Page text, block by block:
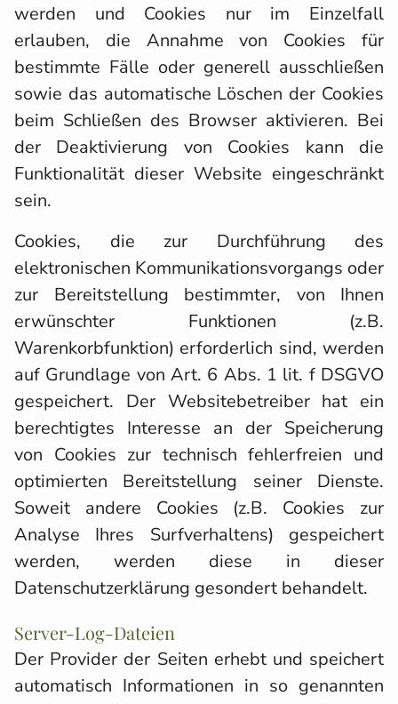
werden und Cookies nur im Einzelfall
erlauben, die Annahme von Cookies für
bestimmte Fälle oder generell ausschließen
sowie das automatische Löschen der Cookies
beim Schließen des Browser aktivieren. Bei
der Deaktivierung von Cookies kann die
Funktionalität dieser Website eingeschränkt
sein.
Cookies, die zur Durchführung des
elektronischen Kommunikationsvorgangs oder
zur Bereitstellung bestimmter, von Ihnen
erwünschter Funktionen (z.B.
Warenkorbfunktion) erforderlich sind, werden
auf Grundlage von Art. 6 Abs. 1 lit. f DSGVO
gespeichert. Der Websitebetreiber hat ein
berechtigtes Interesse an der Speicherung
von Cookies zur technisch fehlerfreien und
optimierten Bereitstellung seiner Dienste.
Soweit andere Cookies (z.B. Cookies zur
Analyse Ihres Surfverhaltens) gespeichert
werden, werden diese in dieser
Datenschutzerklärung gesondert behandelt.
Server-Log-Dateien
Der Provider der Seiten erhebt und speichert
automatisch Informationen in so genannten